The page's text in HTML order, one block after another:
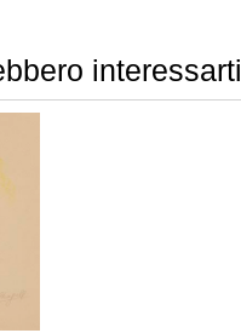
interessarti